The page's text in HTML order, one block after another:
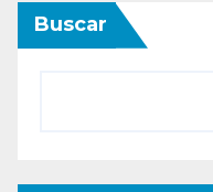
Buscar